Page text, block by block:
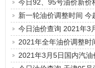
今日92、95号油价新价
新一轮油价调整时间 今
今日油价查询 2021年3
2021年全年油价调整时
2021年3月5日国内汽